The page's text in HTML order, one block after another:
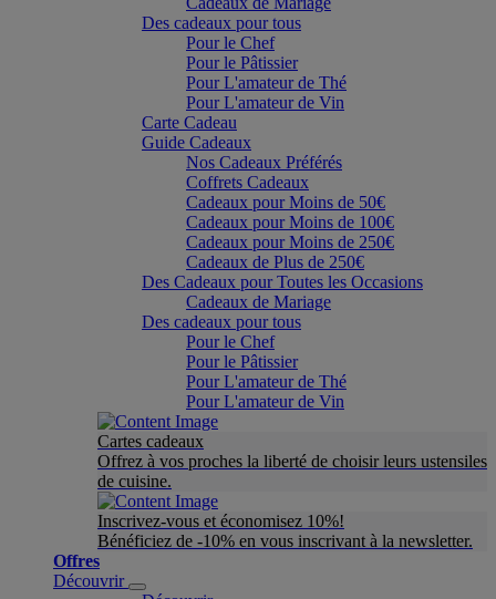
Des cadeaux pour tous
Pour le Chef
Pour le Pâtissier
Pour L'amateur de Thé
Pour L'amateur de Vin
Carte Cadeau
Guide Cadeaux
Nos Cadeaux Préférés
Coffrets Cadeaux
Cadeaux pour Moins de 50€
Cadeaux pour Moins de 100€
Cadeaux pour Moins de 250€
Cadeaux de Plus de 250€
Des Cadeaux pour Toutes les Occasions
Cadeaux de Mariage
Des cadeaux pour tous
Pour le Chef
Pour le Pâtissier
Pour L'amateur de Thé
Pour L'amateur de Vin
Cartes cadeaux
Offrez à vos proches la liberté de choisir leurs ustensiles
de cuisine.
Inscrivez-vous et économisez 10%!
Bénéficiez de -10% en vous inscrivant à la newsletter.
Offres
Découvrir